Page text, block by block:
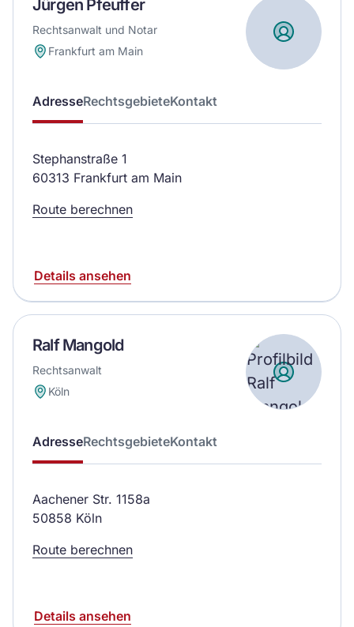
Jürgen Pfeuffer
Rechtsanwalt und Notar
Frankfurt am Main
AdresseRechtsgebieteKontakt
Stephanstraße 1
60313 Frankfurt am Main
Route berechnen
Details ansehen
Ralf Mangold
Rechtsanwalt
Köln
AdresseRechtsgebieteKontakt
Aachener Str. 1158a
50858 Köln
Route berechnen
Details ansehen